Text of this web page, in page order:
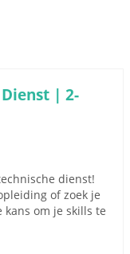
| 2-
dienst!
of zoek je
om je skills te